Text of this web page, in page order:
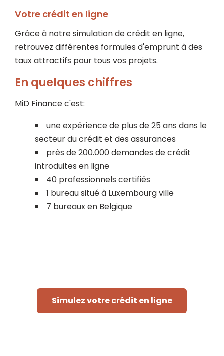
Votre crédit en ligne
Grâce à notre simulation de crédit en ligne,
retrouvez différentes formules d'emprunt à des
taux attractifs pour tous vos projets.
En quelques chiffres
MiD Finance c'est:
une expérience de plus de 25 ans dans le
secteur du crédit et des assurances
près de 200.000 demandes de crédit
introduites en ligne
40 professionnels certifiés
1 bureau situé à Luxembourg ville
7 bureaux en Belgique
Simulez votre crédit en ligne